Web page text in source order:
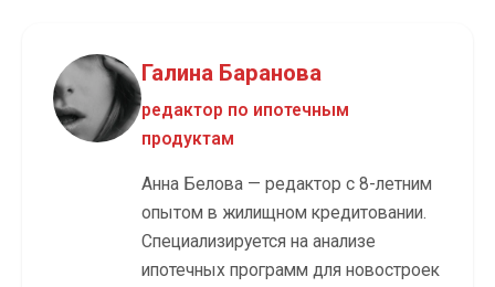
Галина Баранова
редактор по ипотечным
продуктам
Анна Белова — редактор с 8-летним
опытом в жилищном кредитовании.
Специализируется на анализе
ипотечных программ для новостроек